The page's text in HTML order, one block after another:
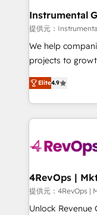
Premier Partner
Won HubSpot
HubSpot Rising Star Why us? Harnessing
potential of the
HubSpot
Hourly-fee
requirement).
far with our
Instrumental
提供元：
We help
projects to
Hire an agency
HubSpot and
team to simplify
experience for
Elite4.9
提供元：
Unlock Revenue